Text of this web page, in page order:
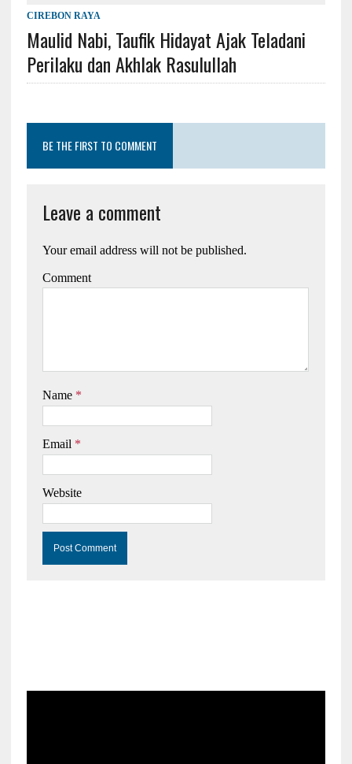
CIREBON RAYA
Maulid Nabi, Taufik Hidayat Ajak Teladani
Perilaku dan Akhlak Rasulullah
BE THE FIRST TO COMMENT
Leave a comment
Your email address will not be published.
Comment
Name *
Email *
Website